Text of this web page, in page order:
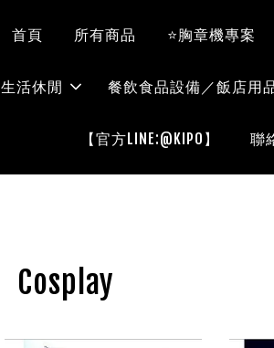
首頁 所有商品 ⭐胸章機專案
生活休閒 餐飲食品設備／飯店用
【官方LINE:@KIPO】 聯
Cosplay